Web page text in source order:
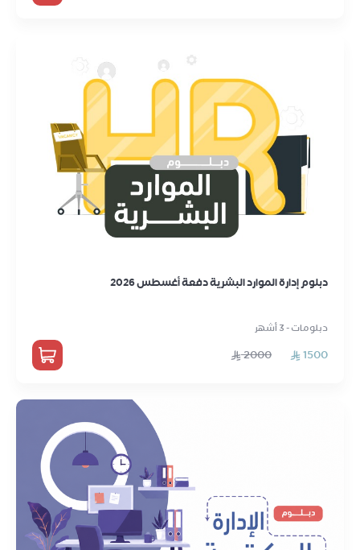
دبلوم إدارة الموارد البشرية دفعة أغسطس 2026
دبلومات - 3 أشهر
1500
2000